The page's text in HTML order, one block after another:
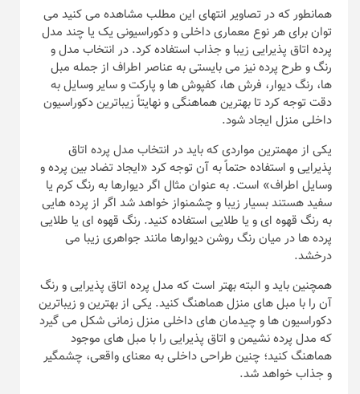
همانطور که در تصاویر انتهای این مطلب مشاهده می کنید می
توان برای هر نوع معماری داخلی و دکوراسیونی یک یا چند مدل
پرده اتاق پذیرایی زیبا و جذاب استفاده کرد. در انتخاب مدل و
رنگ و طرح پرده نیز می بایستی به عناصر اطراف از جمله مبل
ها، رنگ دیوار، فرش ها، کفپوش ها و پارکت و سایر وسایل به
دقت توجه کرد تا بهترین هماهنگی و نهایتاً زیباترین دکوراسیون
داخلی منزل ایجاد شود.
یکی از مهمترین مواردی که باید در انتخاب مدل پرده اتاق
پذیرایی و استفاده حتماً به آن توجه کرد «ایجاد تضاد بین پرده و
وسایل اطراف» است. به عنوان مثال اگر دیوارها به رنگ کرم یا
سفید هستند بسیار زیبا و چشمنواز خواهد شد اگر از پرده هایی
به رنگ قهوه ای و یا طلایی استفاده کنید. رنگ قهوه ای یا طلایی
پرده ها در میان رنگ روشن دیوارها مانند جواهری زیبا می
درخشد.
همچنین باید و البته بهتر است که مدل پرده اتاق پذیرایی و رنگ
آن را با مبل های منزل هماهنگ کنید. یکی از بهترین و زیباترین
دکوراسیون ها و چیدمان های داخلی منزل زمانی شکل می گیرد
که مدل پرده نشیمن و اتاق پذیرایی را با مبل های موجود
هماهنگ کنید؛ چنین طراحی داخلی به معنای واقعی، چشمگیر
و جذاب خواهد شد.